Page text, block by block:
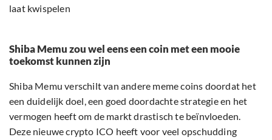
laat kwispelen
Shiba Memu zou wel eens een coin met een mooie
toekomst kunnen zijn
Shiba Memu verschilt van andere meme coins doordat het
een duidelijk doel, een goed doordachte strategie en het
vermogen heeft om de markt drastisch te beïnvloeden.
Deze nieuwe crypto ICO heeft voor veel opschudding